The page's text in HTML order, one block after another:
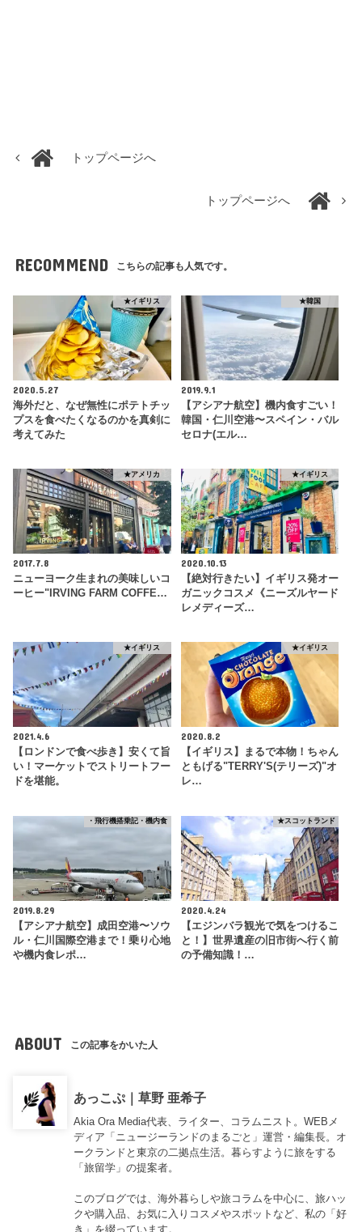
トップページへ
トップページへ
RECOMMEND こちらの記事も人気です。
★イギリス
2020.5.27
海外だと、なぜ無性にポテトチッ
プスを食べたくなるのかを真剣に
考えてみた
★韓国
2019.9.1
【アシアナ航空】機内食すごい！
韓国・仁川空港〜スペイン・バル
セロナ(エル…
★アメリカ
2017.7.8
ニューヨーク生まれの美味しいコ
ーヒー"IRVING FARM COFFE…
★イギリス
2020.10.13
【絶対行きたい】イギリス発オー
ガニックコスメ《ニーズルヤード
レメディーズ…
★イギリス
2021.4.6
【ロンドンで食べ歩き】安くて旨
い！マーケットでストリートフー
ドを堪能。
★イギリス
2020.8.2
【イギリス】まるで本物！ちゃん
ともげる"TERRY'S(テリーズ)"オ
レ…
・飛行機搭乗記・機内食
2019.8.29
【アシアナ航空】成田空港〜ソウ
ル・仁川国際空港まで！乗り心地
や機内食レポ…
★スコットランド
2020.4.24
【エジンバラ観光で気をつけるこ
と！】世界遺産の旧市街へ行く前
の予備知識！…
ABOUT この記事をかいた人
あっこぷ｜草野 亜希子
Akia Ora Media代表、ライター、コラムニスト。WEBメ
ディア「ニュージーランドのまるごと」運営・編集長。オ
ークランドと東京の二拠点生活。暮らすように旅をする
「旅留学」の提案者。
このブログでは、海外暮らしや旅コラムを中心に、旅ハッ
クや購入品、お気に入りコスメやスポットなど、私の「好
き」を綴っています。